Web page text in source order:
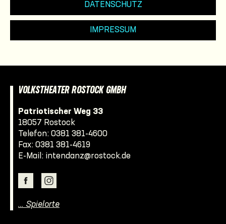
DATENSCHUTZ
IMPRESSUM
VOLKSTHEATER ROSTOCK GMBH
Patriotischer Weg 33
18057 Rostock
Telefon: 0381 381-4600
Fax: 0381 381-4619
E-Mail: intendanz@rostock.de
… Spielorte